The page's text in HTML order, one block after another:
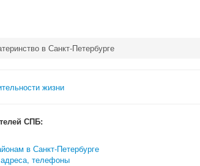
в Санкт-Петербурге
СПБ:
в Санкт-Петербурге
телефоны